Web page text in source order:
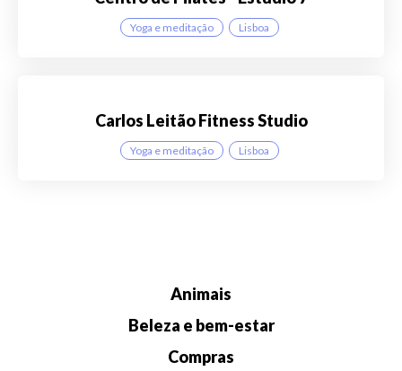
Yoga e meditação Lisboa
Carlos Leitão Fitness Studio
Yoga e meditação Lisboa
Animais
Beleza e bem-estar
Compras